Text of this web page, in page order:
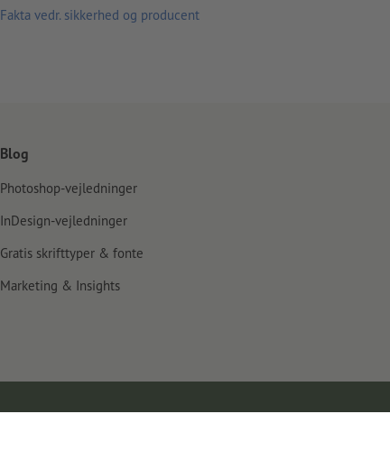
Fakta vedr. sikkerhed og producent
Blog
Photoshop-vejledninger
InDesign-vejledninger
Gratis skrifttyper & fonte
Marketing & Insights